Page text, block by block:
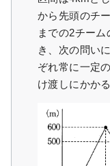
から先頭のチ
までの2チー
き、次の問い
ぞれ常に一定
け渡しにかか